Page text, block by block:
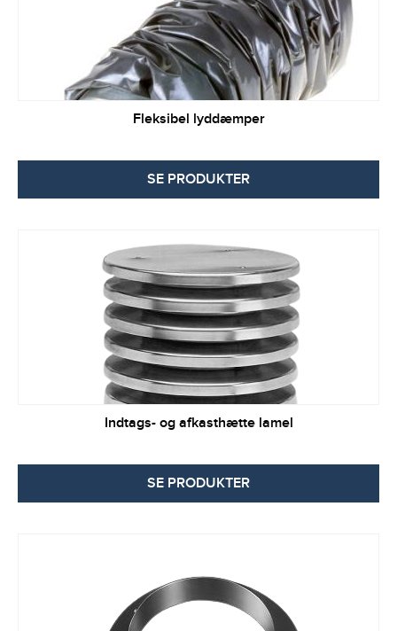
Fleksibel lyddæmper
SE PRODUKTER
Indtags- og afkasthætte lamel
SE PRODUKTER